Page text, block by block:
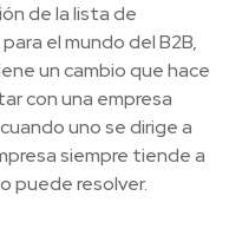
de la lista de
el mundo del B2B,
un cambio que hace
con una empresa
uno se dirige a
siempre tiende a
puede resolver.